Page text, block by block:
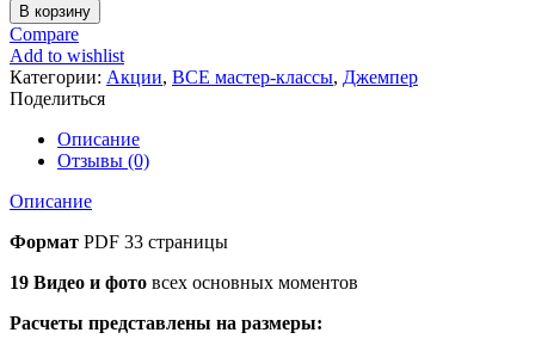
ДИАГОНАЛЬ
джемпер
вязаный,
мастер-
класс
для
спиц
В корзину
Compare
Add to wishlist
Категории: Акции, ВСЕ мастер-классы, Джемпер
Поделиться
Описание
Отзывы (0)
Описание
Формат PDF 33 страницы
19 Видео и фото всех основных моментов
Расчеты представлены на размеры: